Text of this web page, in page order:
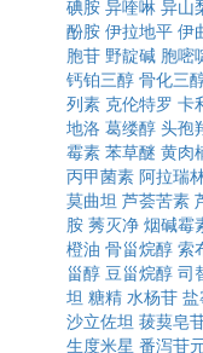
碘胺 异喹啉 异山
酚胺 伊拉地平 伊
胞苷 野靛碱 胞嘧
钙铂三醇 骨化三
列素 克伦特罗 卡
地洛 葛缕醇 头孢
霉素 苯草醚 黄肉
丙甲菌素 阿拉瑞
莫曲坦 芦荟苦素
胺 莠灭净 烟碱霉
橙油 骨甾烷醇 索
甾醇 豆甾烷醇 司
坦 糖精 水杨苷
沙立佐坦 菝葜皂
生度米星 番泻苷